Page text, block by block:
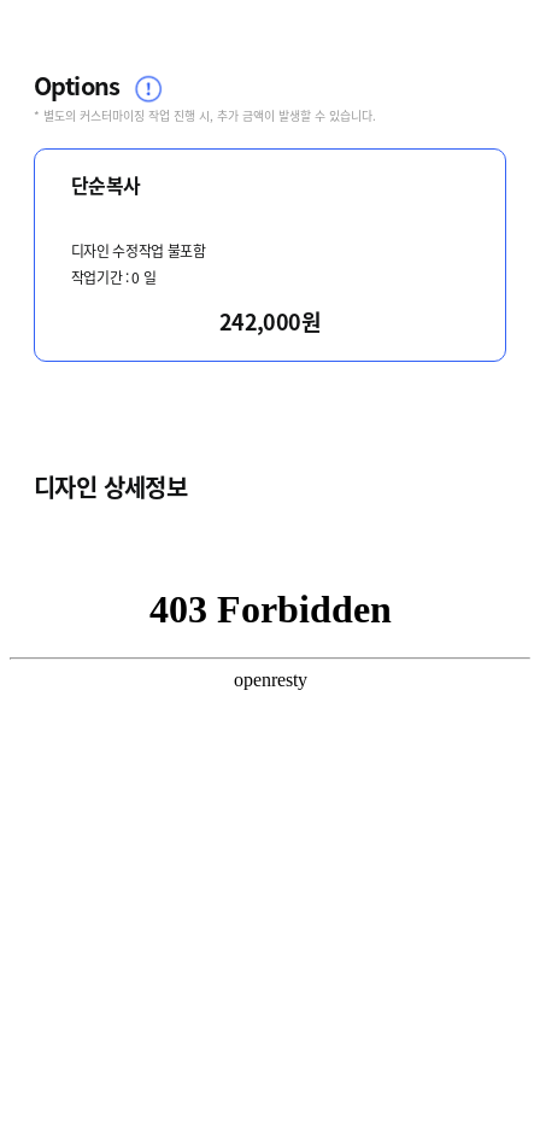
Options
* 별도의 커스터마이징 작업 진행 시, 추가 금액이 발생할 수 있습니다.
단순복사
디자인 수정작업 불포함
작업기간 :0 일
242,000원
디자인 상세정보